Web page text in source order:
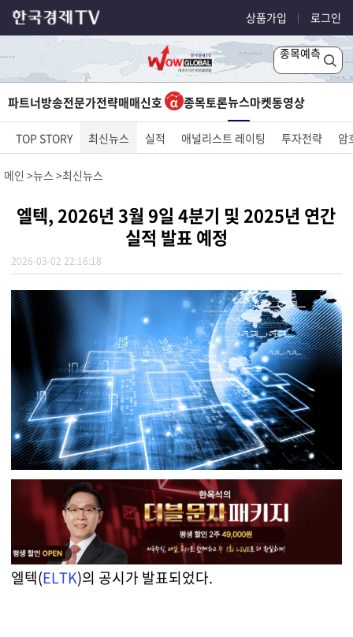
상품가입 로그인
종목예측
파트너방송전문가전략매매신호 종목토론뉴스마켓동영상
TOP STORY 최신뉴스 실적 애널리스트 레이팅 투자전략 암
메인 뉴스 최신뉴스
엘텍, 2026년 3월 9일 4분기 및 2025년 연간
실적 발표 예정
2026-03-02 22:16:18
엘텍(ELTK)의 공시가 발표되었다.